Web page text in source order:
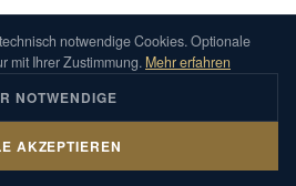
das Risiko von
Mietausfall oder
Pflichtansatz in der
ImmoWertV und Teil der
notwendige Cookies. Optionale
mit Ihrer Zustimmung. Mehr erfahren
NOTWENDIGE
AKZEPTIEREN